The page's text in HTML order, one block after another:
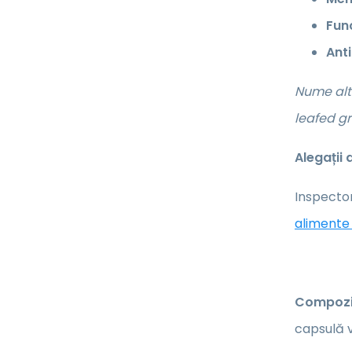
Nume
leafed
Alegații
alimente
capsulă